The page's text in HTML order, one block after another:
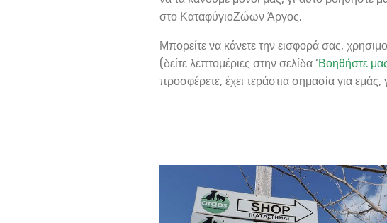
στο ΚαταφύγιοΖώων Άργος.
Μπορείτε να κάνετε την εισφορά σας,
(δείτε λεπτομέριες στην σελίδα ‘Βοηθήστε
προσφέρετε, έχει τεράστια σημασία για